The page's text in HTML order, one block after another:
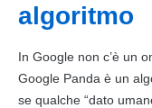
algoritmo
In Google non c’è un
Google Panda è un
se qualche “dato